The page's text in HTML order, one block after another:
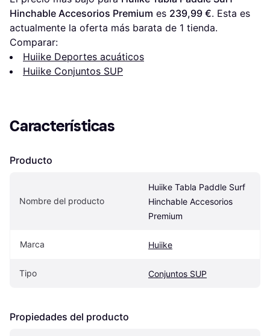
Hinchable Accesorios Premium es 239,99 €. Esta es
actualmente la oferta más barata de 1 tienda.
Comparar:
Huiike Deportes acuáticos
Huiike Conjuntos SUP
Características
Producto
Nombre del producto
Huiike Tabla Paddle Surf
Hinchable Accesorios
Premium
Marca Huiike
Tipo Conjuntos SUP
Propiedades del producto